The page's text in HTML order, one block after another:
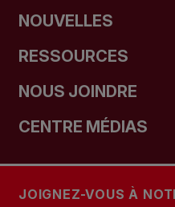
NOUVELLES
RESSOURCES
NOUS JOINDRE
CENTRE MÉDIAS
JOIGNEZ-VOUS À